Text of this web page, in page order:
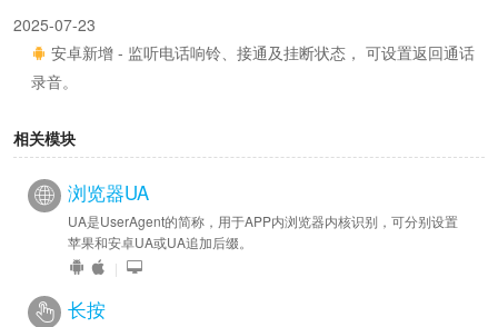
2025-07-23
安卓新增 - 监听电话响铃、接通及挂断状态， 可设置返回通话
录音。
相关模块
浏览器UA
UA是UserAgent的简称，用于APP内浏览器内核识别，可分别设置
苹果和安卓UA或UA追加后缀。
|
长按